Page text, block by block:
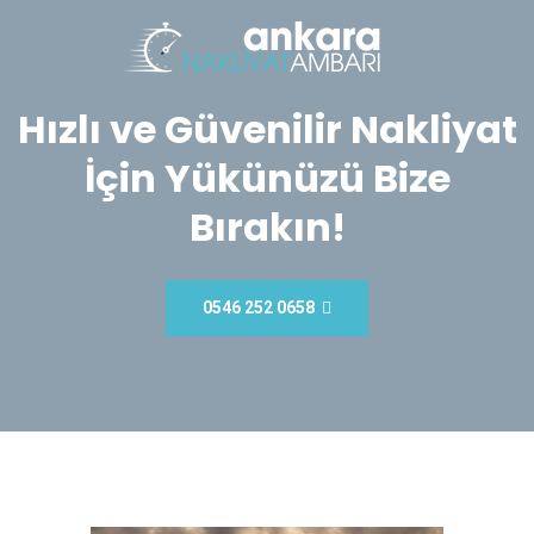
Hızlı ve Güvenilir Nakliyat
İçin Yükünüzü Bize
Bırakın!
0546 252 0658